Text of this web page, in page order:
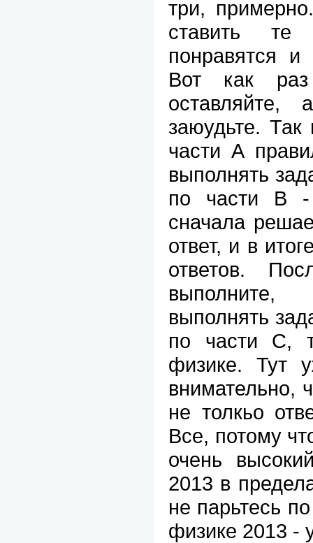
три,
ставить
понравятся и
Вот как раз
оставляйте,
заюудьте.
части А
выполнять
по части B
сначала
ответ, и в
ответов.
выполнять
по части С,
физике. Тут
внимательно,
не толкьо
Все, потому
очень
2013 в
не парьтесь
физике 2013 -